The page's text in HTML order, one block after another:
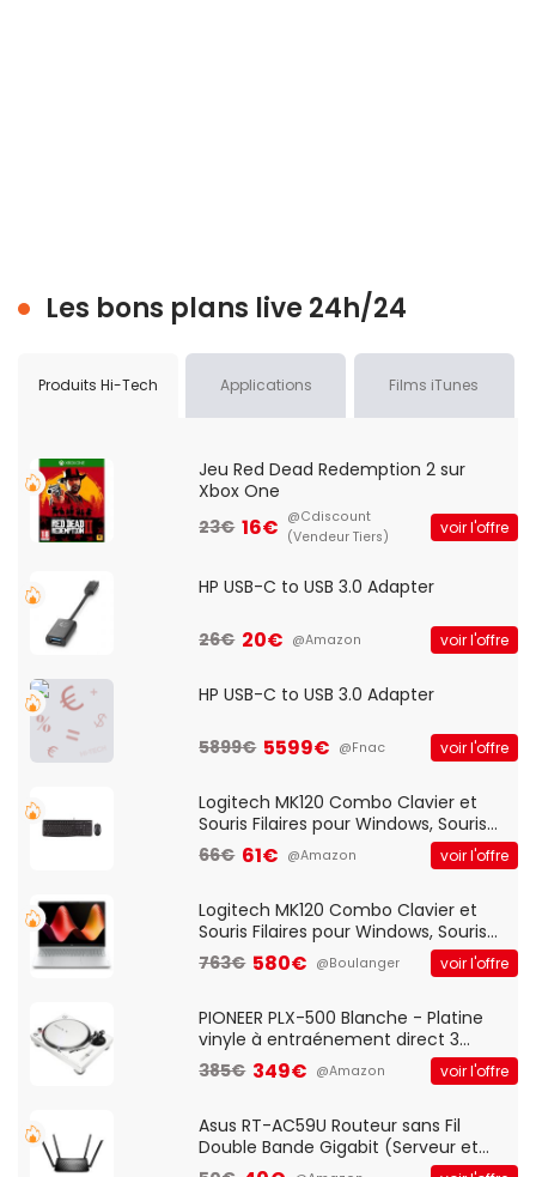
Les bons plans live 24h/24
Produits Hi-Tech Applications Films iTunes
Jeu Red Dead Redemption 2 sur
Xbox One
23€ 16€ @Cdiscount
(Vendeur Tiers)
voir l'offre
HP USB-C to USB 3.0 Adapter
26€ 20€ @Amazon voir l'offre
HP USB-C to USB 3.0 Adapter
5899€ 5599€ @Fnac voir l'offre
Logitech MK120 Combo Clavier et
Souris Filaires pour Windows, Souris
Optique Filaire, Connexion USB Plug
And Play, Confortable, Taille
QWERTY UK - Noir
66€ 61€ @Amazon voir l'offre
Logitech MK120 Combo Clavier et
Souris Filaires pour Windows, Souris
Optique Filaire, Connexion USB Plug
And Play, Confortable, Taille
QWERTY UK - Noir
763€ 580€ @Boulanger voir l'offre
PIONEER PLX-500 Blanche - Platine
vinyle à entraénement direct 3
vitesses (33-45-78 trs/min) avec
pre-ampli intégré et port USB
385€ 349€ @Amazon voir l'offre
Asus RT-AC59U Routeur sans Fil
Double Bande Gigabit (Serveur et
Client VPN, Triple Vlan, Mode Point